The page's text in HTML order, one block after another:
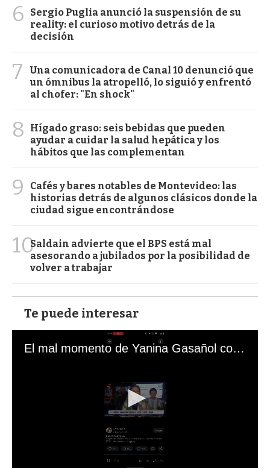
6
Sergio Puglia anunció la suspensión de su
reality: el curioso motivo detrás de la
decisión
7
Una comunicadora de Canal 10 denunció que
un ómnibus la atropelló, lo siguió y enfrentó
al chofer: "En shock"
8
Hígado graso: seis bebidas que pueden
ayudar a cuidar la salud hepática y los
hábitos que las complementan
9
Cafés y bares notables de Montevideo: las
historias detrás de algunos clásicos donde la
ciudad sigue encontrándose
10Saldain advierte que el BPS está mal
asesorando a jubilados por la posibilidad de
volver a trabajar
Te puede interesar
El mal momento de Yanina Gasañol con un hincha argentino en "Subrayado"